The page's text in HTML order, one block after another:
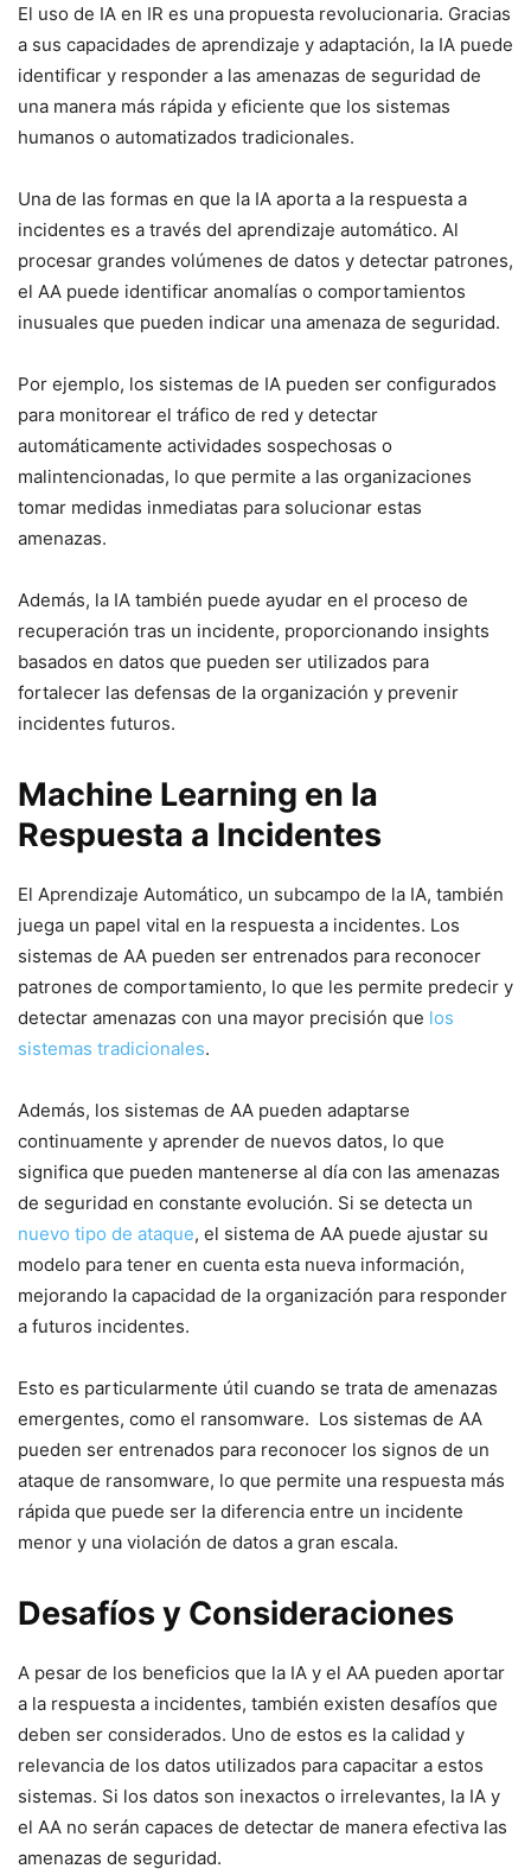
El uso de IA en IR es una propuesta revolucionaria. Gracias
a sus capacidades de aprendizaje y adaptación, la IA puede
identificar y responder a las amenazas de seguridad de
una⁤ manera más rápida y eficiente que los sistemas
humanos o ​automatizados tradicionales.
Una de las formas en que la IA aporta a la respuesta‌ a
incidentes es a través del aprendizaje automático. Al
procesar grandes volúmenes de datos y detectar patrones,
el AA puede identificar anomalías o comportamientos
inusuales ⁢que ⁢pueden indicar una amenaza ‌de seguridad.
Por ejemplo, los sistemas de IA pueden ser configurados
para monitorear el tráfico de red y detectar
automáticamente actividades sospechosas o
malintencionadas, lo ‍que permite a las organizaciones‍
tomar medidas inmediatas para solucionar estas
amenazas.
Además, ⁤la IA ⁤también ⁢puede ayudar en el proceso de
recuperación tras un incidente, proporcionando insights⁣
basados ​​en datos que pueden ser utilizados‍ para
fortalecer las defensas de la organización y prevenir
incidentes futuros.
Machine Learning en la
Respuesta a Incidentes
El Aprendizaje Automático, un subcampo de la IA, también
juega un​ papel vital en la respuesta a incidentes. Los
sistemas de AA pueden ser entrenados para reconocer
patrones de comportamiento, lo que les permite predecir y
detectar amenazas con una mayor precisión que los
sistemas tradicionales.
Además, los sistemas de AA ⁢pueden adaptarse
continuamente y aprender ​de nuevos datos, lo que
significa que pueden mantenerse ⁢al ​día con las ⁢amenazas
de seguridad en constante evolución. Si se detecta ⁣un
nuevo tipo de ataque, el sistema de AA puede ajustar su
modelo para tener en⁢ cuenta esta nueva información,
mejorando la capacidad ‍de la organización para responder
a futuros incidentes.
Esto es particularmente útil cuando se trata de amenazas
emergentes, como ‍el ransomware. ‍ Los sistemas⁢ de‌ AA
pueden ser entrenados ⁣para reconocer los ⁤signos de ⁢un
ataque de ransomware, lo que permite una ⁣respuesta más
rápida que puede⁣ ser la ‍diferencia entre un incidente
menor y una violación de‌ datos a‍ gran⁣ escala.
Desafíos y Consideraciones
A pesar de los beneficios que la IA y el AA pueden aportar‌
a la respuesta a incidentes, también existen desafíos que⁣
deben ser considerados. Uno de estos es‍ la calidad y
relevancia de los datos⁢ utilizados para capacitar a ⁤estos
‍sistemas. Si los datos son inexactos o irrelevantes, la⁤ IA y
el AA no serán capaces de detectar de manera efectiva las
amenazas de seguridad.